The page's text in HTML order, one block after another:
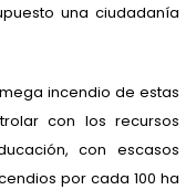
una ciudadanía
incendio de estas
con los recursos
con escasos
por cada 100 ha